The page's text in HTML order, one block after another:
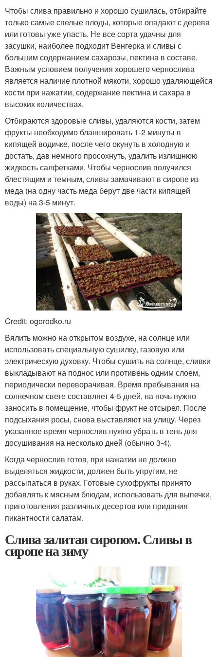
Чтобы слива правильно и хорошо сушилась, отбирайте
только самые спелые плоды, которые опадают с дерева
или готовы уже упасть. Не все сорта удачны для
засушки, наиболее подходит Венгерка и сливы с
большим содержанием сахарозы, пектина в составе.
Важным условием получения хорошего чернослива
является наличие плотной мякоти, хорошо удаляющейся
кости при нажатии, содержание пектина и сахара в
высоких количествах.
Отбираются здоровые сливы, удаляются кости, затем
фрукты необходимо бланшировать 1-2 минуты в
кипящей водичке, после чего окунуть в холодную и
достать, дав немного просохнуть, удалить излишнюю
жидкость салфетками. Чтобы чернослив получился
блестящим и темным, сливы замачивают в сиропе из
меда (на одну часть меда берут две части кипящей
воды) на 3-5 минут.
Credit: ogorodko.ru
Вялить можно на открытом воздухе, на солнце или
использовать специальную сушилку, газовую или
электрическую духовку. Чтобы сушить на солнце, сливки
выкладывают на поднос или противень одним слоем,
периодически переворачивая. Время пребывания на
солнечном свете составляет 4-5 дней, на ночь нужно
заносить в помещение, чтобы фрукт не отсырел. После
подсыхания росы, снова выставляют на улицу. Через
указанное время чернослив нужно убрать в тень для
досушивания на несколько дней (обычно 3-4).
Когда чернослив готов, при нажатии не должно
выделяться жидкости, должен быть упругим, не
рассыпаться в руках. Готовые сухофрукты принято
добавлять к мясным блюдам, использовать для выпечки,
приготовления различных десертов или придания
пикантности салатам.
Слива залитая сиропом. Сливы в
сиропе на зиму